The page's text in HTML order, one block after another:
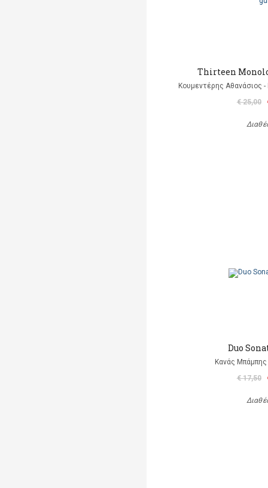
Thirteen
Κουμεντέρης Αθανάσιος
€ 25,00
Duo
Κανάς
€ 17,50